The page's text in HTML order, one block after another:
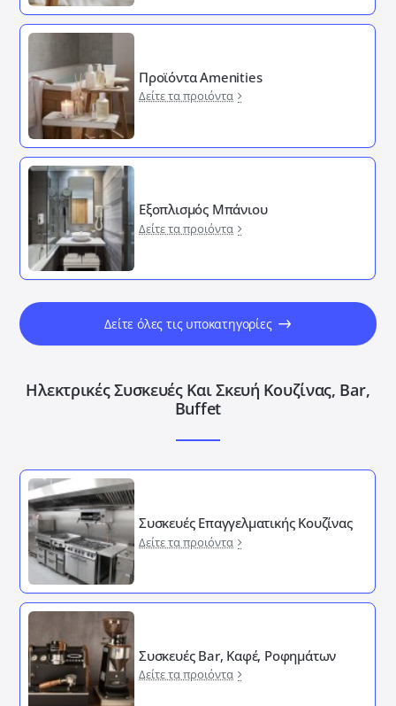
Προϊόντα Amenities
Δείτε τα προιόντα
Εξοπλισμός Μπάνιου
Δείτε τα προιόντα
Δείτε όλες τις υποκατηγορίες
Ηλεκτρικές Συσκευές Και Σκευή Κουζίνας, Bar,
Buffet
Συσκευές Επαγγελματικής Κουζίνας
Δείτε τα προιόντα
Συσκευές Bar, Καφέ, Ροφημάτων
Δείτε τα προιόντα